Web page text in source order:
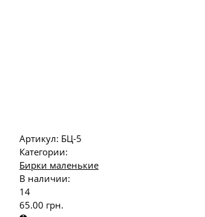
Артикул: БЦ-5
Категории:
Бирки маленькие
В наличии:
14
65.00 грн.